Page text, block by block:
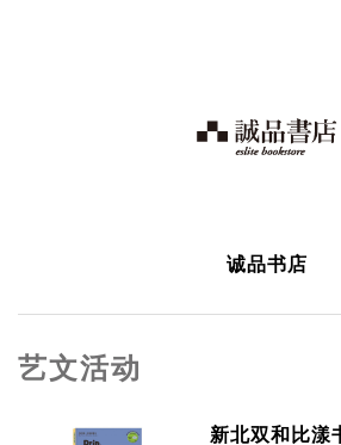
艺文活动
新北双和比漾
诚品书店